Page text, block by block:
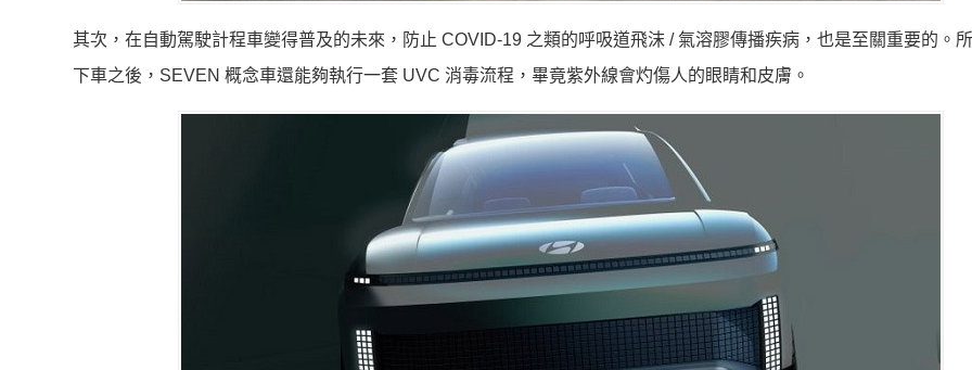
其次，在自動駕駛計程車變得普及的未來，防止 COVID-19 之類的呼吸道飛沫 / 氣溶膠傳播疾病，也是至關重要的。
下車之後，SEVEN 概念車還能夠執行一套 UVC 消毒流程，畢竟紫外線會灼傷人的眼睛和皮膚。